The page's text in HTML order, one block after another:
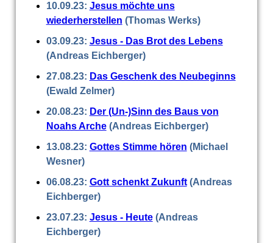
10.09.23: Jesus möchte uns
wiederherstellen (Thomas Werks)
03.09.23: Jesus - Das Brot des Lebens
(Andreas Eichberger)
27.08.23: Das Geschenk des Neubeginns
(Ewald Zelmer)
20.08.23: Der (Un-)Sinn des Baus von
Noahs Arche(Andreas Eichberger)
13.08.23: Gottes Stimme hören (Michael
Wesner)
06.08.23: Gott schenkt Zukunft(Andreas
Eichberger)
23.07.23: Jesus - Heute(Andreas
Eichberger)